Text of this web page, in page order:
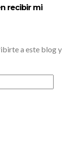
recibir mi
a este blog y